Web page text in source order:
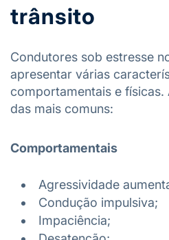
trânsito
Condutores sob estresse
apresentar várias
comportamentais e físicas.
das mais comuns:
Comportamentais
Agressividade
Condução impulsiva;
Impaciência;